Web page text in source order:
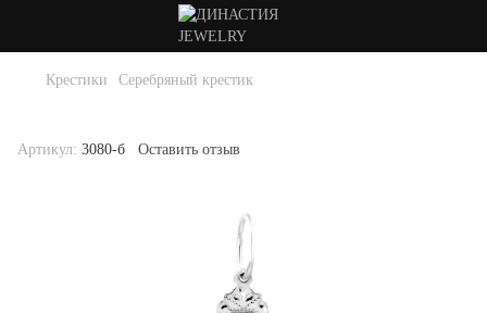
Крестики Серебряный крестик
Артикул: 3080-б Оставить отзыв